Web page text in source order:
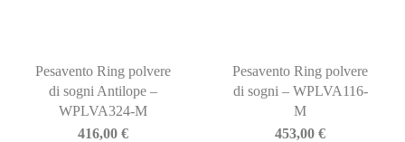
Pesavento Ring polvere
di sogni Antilope –
WPLVA324-M
416,00 €
Pesavento Ring polvere
di sogni – WPLVA116-
M
453,00€